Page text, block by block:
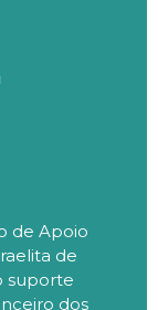
de Apoio
de
suporte
dos